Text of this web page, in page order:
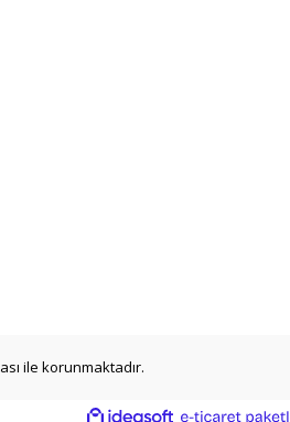
ile korunmaktadır.
ideasoft